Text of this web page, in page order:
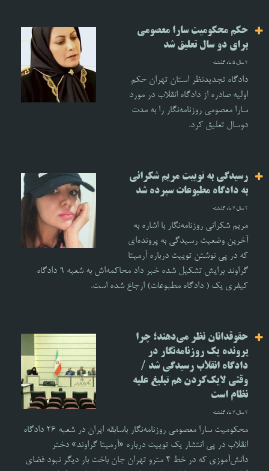
حکم محکومیت سارا معصومی
برای دو سال تعلیق شد
2 سال،5 ماه گذشته
دادگاه تجدیدنظر استان تهران حکم
اولیه صادره از دادگاه انقلاب در مورد
سارا معصومی روزنامه‌نگار را به مدت
دوسال تعلیق کرد.
رسیدگی به توییت مریم شکرانی
به دادگاه مطبوعات سپرده شد
2 سال،7 ماه گذشته
مریم شکرانی روزنامه‌نگار با اشاره به
آخرین وضعیت رسیدگی به پرونده‌ای
که در پی نوشتن توییت درباره آرمیتا
گراوند برایش تشکیل شده خبر داد محاکمه‌اش به شعبه ۹ دادگاه
کیفری یک ( دادگاه مطبوعات) ارجاع شده است.
حقوقدانان نظر می‌دهند؛ چرا
پرونده یک روزنامه‌نگار در
دادگاه انقلاب رسیدگی شد /
وقتی لایک‌کردن هم تبلیغ علیه
نظام است
2 سال،7 ماه گذشته
محکومیت سارا معصومی روزنامه‌نگار باسابقه ایران در شعبه ۲۶ دادگاه
انقلاب در پی انتشار یک توییت درباره «آرمیتا گراوند» دختر
دانش‌آموزی که در خط ۴ مترو تهران جان باخت بار دیگر نبود فضای